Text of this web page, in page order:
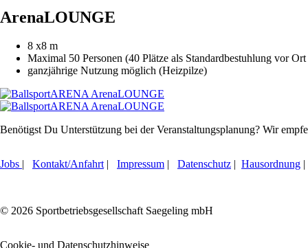
ArenaLOUNGE
8 x8 m
Maximal 50 Personen (40 Plätze als Standardbestuhlung vor Ort
ganzjährige Nutzung möglich (Heizpilze)
Benötigst Du Unterstützung bei der Veranstaltungsplanung? Wir
Jobs Kontakt/Anfahrt| Impressum Datenschutz Hausordnung
© 2026 Sportbetriebsgesellschaft Saegeling mbH
Cookie- und Datenschutzhinweise